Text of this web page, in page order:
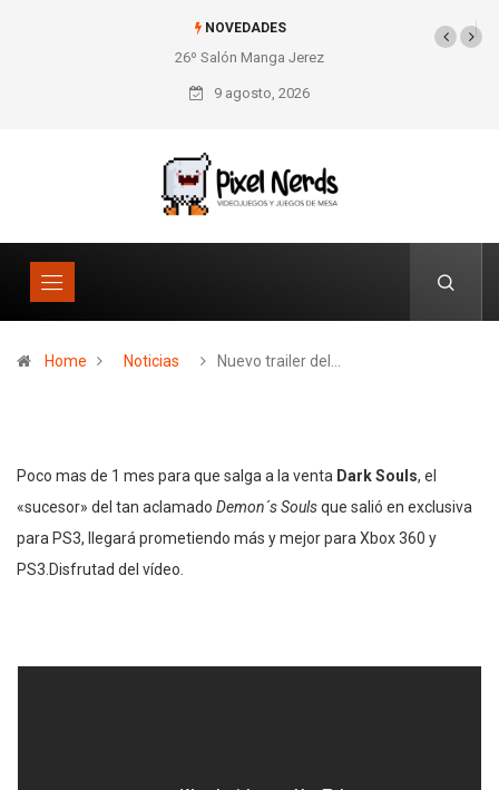
NOVEDADES
26º Salón Manga Jerez SNES Pixel Book para
los amantes de lo retro
9 agosto, 2026
Home Noticias Nuevo trailer del…
Poco mas de 1 mes para que salga a la venta Dark Souls, el
«sucesor» del tan aclamado Demon´s Soulsque salió en exclusiva
para PS3, llegará prometiendo más y mejor para Xbox 360 y
PS3.Disfrutad del vídeo.